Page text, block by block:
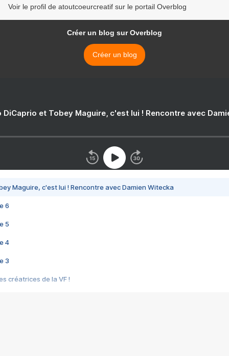
Voir le profil de atoutcoeurcreatif sur le portail Overblog
Créer un blog sur Overblog
Créer un blog
DiCaprio et Tobey Maguire, c'est lui ! Rencontre avec
Maguire, c'est lui ! Rencontre avec Damien Witecka
6
5
4
3
créatrices de la VF !